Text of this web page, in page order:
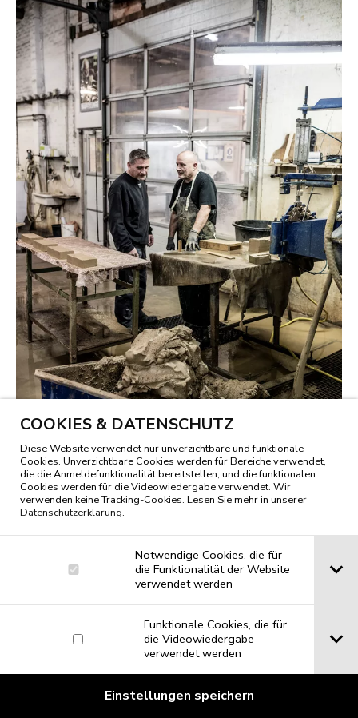
COOKIES & DATENSCHUTZ
Diese Website verwendet nur unverzichtbare und funktionale
Cookies. Unverzichtbare Cookies werden für Bereiche verwendet,
die die Anmeldefunktionalität bereitstellen, und die funktionalen
Cookies werden für die Videowiedergabe verwendet. Wir
verwenden keine Tracking-Cookies. Lesen Sie mehr in unserer
Datenschutzerklärung.
Notwendige Cookies, die für
die Funktionalität der Website
verwendet werden
Funktionale Cookies, die für
die Videowiedergabe
verwendet werden
Einstellungen speichern